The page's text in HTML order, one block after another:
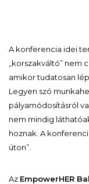
A konferencia idei
„korszakváltó” nem
amikor tudatosan
Legyen szó
pályamódosításról
nem mindig
hoznak. A
úton”.
Az EmpowerHER